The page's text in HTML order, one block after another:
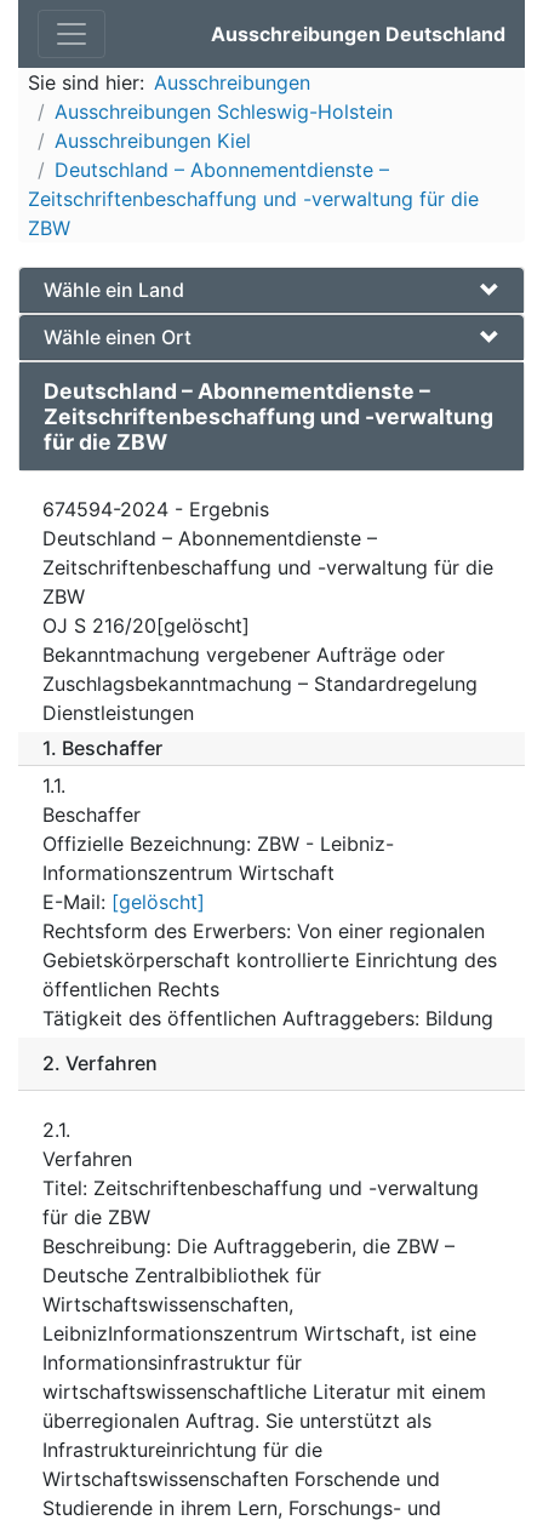
Ausschreibungen Deutschland
Sie sind hier: Ausschreibungen
Ausschreibungen Schleswig-Holstein
Ausschreibungen Kiel
Deutschland – Abonnementdienste –
Zeitschriftenbeschaffung und -verwaltung für die
ZBW
Wähle ein Land
Wähle einen Ort
Deutschland – Abonnementdienste –
Zeitschriftenbeschaffung und -verwaltung
für die ZBW
674594-2024 - Ergebnis
Deutschland – Abonnementdienste –
Zeitschriftenbeschaffung und -verwaltung für die
ZBW
OJ S 216/20[gelöscht]
Bekanntmachung vergebener Aufträge oder
Zuschlagsbekanntmachung – Standardregelung
Dienstleistungen
1. Beschaffer
1.1.
Beschaffer
Offizielle Bezeichnung: ZBW - Leibniz-
Informationszentrum Wirtschaft
E-Mail: [gelöscht]
Rechtsform des Erwerbers: Von einer regionalen
Gebietskörperschaft kontrollierte Einrichtung des
öffentlichen Rechts
Tätigkeit des öffentlichen Auftraggebers: Bildung
2. Verfahren
2.1.
Verfahren
Titel: Zeitschriftenbeschaffung und -verwaltung
für die ZBW
Beschreibung: Die Auftraggeberin, die ZBW –
Deutsche Zentralbibliothek für
Wirtschaftswissenschaften,
LeibnizInformationszentrum Wirtschaft, ist eine
Informationsinfrastruktur für
wirtschaftswissenschaftliche Literatur mit einem
überregionalen Auftrag. Sie unterstützt als
Infrastruktureinrichtung für die
Wirtschaftswissenschaften Forschende und
Studierende in ihrem Lern, Forschungs- und